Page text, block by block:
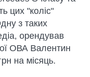
цих "коліс"
з таких
орендував
ОВА Валентин
на місяць.